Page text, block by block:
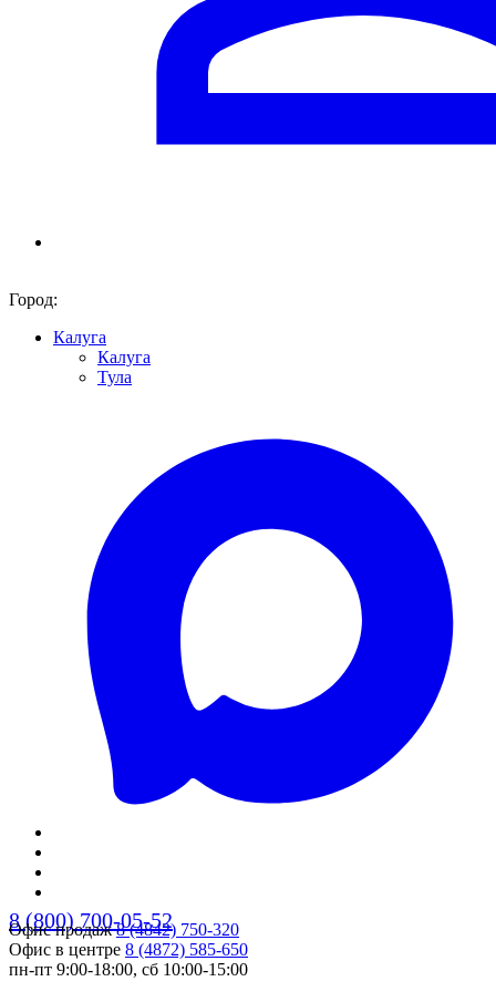
Город:
Калуга
Калуга
Тула
8 (800) 700-05-52
Офис продаж8 (4842) 750-320
Офис в центре 8 (4872) 585-650
пн-пт 9:00-18:00, сб 10:00-15:00